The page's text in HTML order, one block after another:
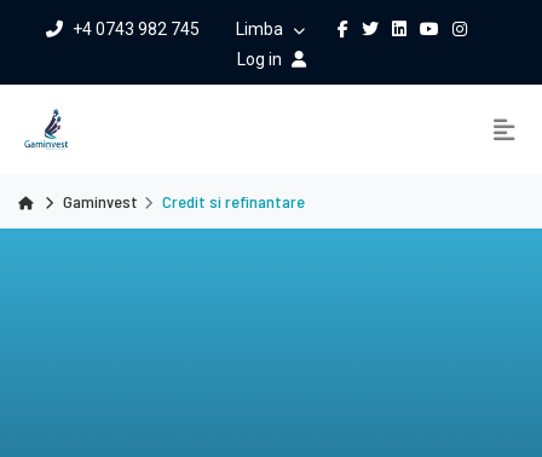
+4 0743 982 745
Limba
Log in
Gaminvest Credit si refinantare